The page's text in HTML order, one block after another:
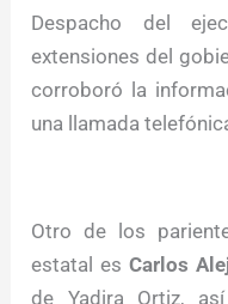
Despacho del
extensiones del
corroboró la
una llamada
Otro de los
estatal es Carlos
de Yadira Ortiz,